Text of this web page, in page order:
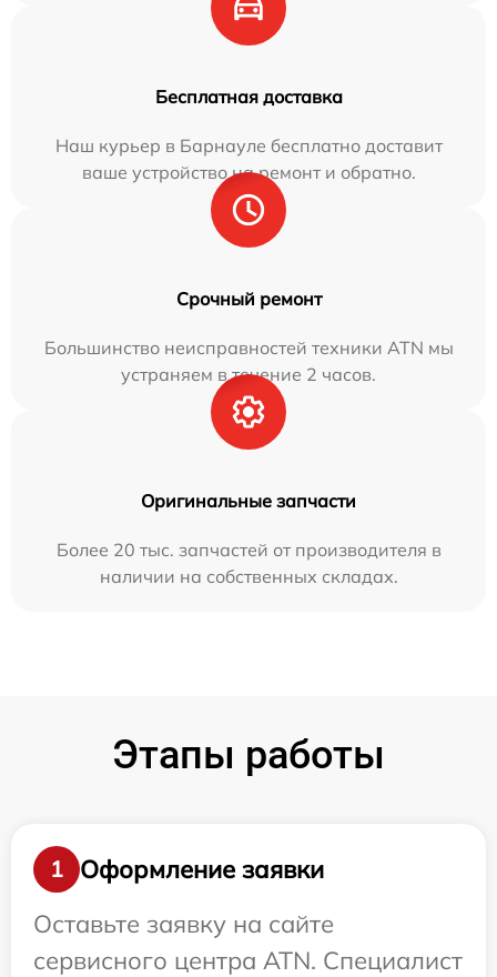
Бесплатная доставка
Наш курьер в Барнауле бесплатно доставит
ваше устройство на ремонт и обратно.
Срочный ремонт
Большинство неисправностей техники ATN мы
устраняем в течение 2 часов.
Оригинальные запчасти
Более 20 тыс. запчастей от производителя в
наличии на собственных складах.
Этапы работы
1
Оформление заявки
Оставьте заявку на сайте
сервисного центра ATN. Специалист